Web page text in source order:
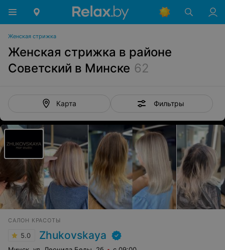
Женская стрижка
Женская стрижка в районе
Советский в Минске 62
Карта Фильтры
САЛОН КРАСОТЫ
5.0 Zhukovskaya